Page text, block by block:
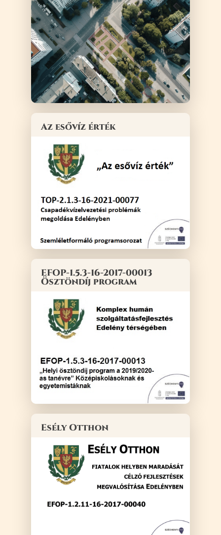
Az esővíz érték
EFOP-1.5.3-16-2017-00013
Ösztöndíj program
Esély Otthon